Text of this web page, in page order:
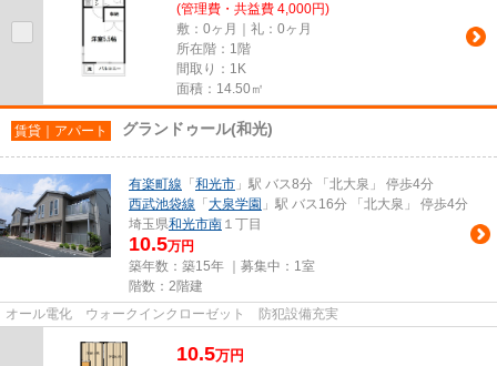
(管理費・共益費 4,000円)
敷：0ヶ月｜礼：0ヶ月
所在階：1階
間取り：1K
面積：14.50㎡
賃貸｜アパート グランドゥール(和光)
有楽町線 「 和光市 」駅 バス8分 「北大泉」 停歩4分
西武池袋線 「 大泉学園 」駅 バス16分 「北大泉」 停歩4分
埼玉県和光市南 １丁目
10.5万円
築年数：築15年 ｜募集中： 1室
階数：2階建
オール電化 ウォークインクローゼット 防犯設備充実
10.5万円